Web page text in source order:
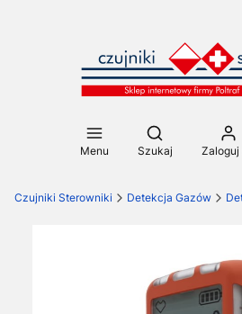
Menu
Otwórz
Szukaj Zaloguj
Czujniki Sterowniki Detekcja Gazów